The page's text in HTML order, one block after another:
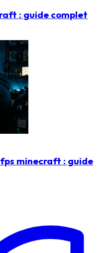
: guide complet
minecraft : guide